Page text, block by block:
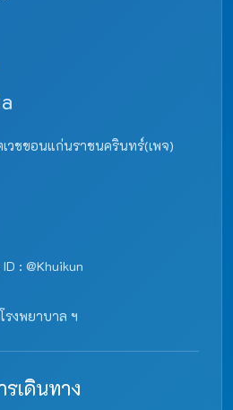
วชขอนแก่นราชนครินทร์(เพจ)
: @Khuikun
งพยาบาล ฯ
รเดินทาง